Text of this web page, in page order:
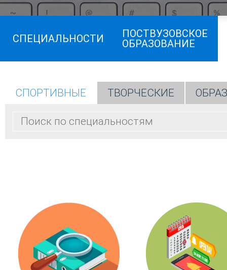
СПЕЦИАЛЬНОСТИ
ПОСТВУЗОВСКОЕ
ОБРАЗОВАНИЕ
СПОРТИВНЫЕ ТВОРЧЕСКИЕ